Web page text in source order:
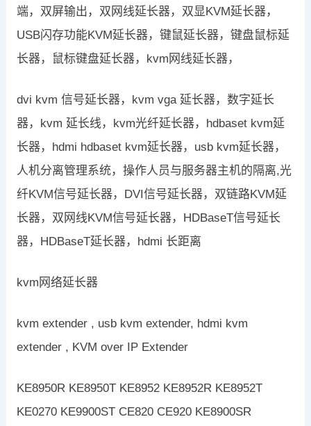
端，双屏输出，双网线延长器，双显KVM延长器，
USB闪存功能KVM延长器，键鼠延长器，键盘鼠标延
长器，鼠标键盘延长器，kvm网线延长器，
dvi kvm 信号延长器，kvm vga 延长器，数字延长
器，kvm 延长线，kvm光纤延长器，hdbaset kvm延
长器，hdmi hdbaset kvm延长器，usb kvm延长器，
人机分离管理系统，操作人员与服务器主机的隔离,光
纤KVM信号延长器，DVI信号延长器，双链路KVM延
长器，双网线KVM信号延长器，HDBaseT信号延长
器，HDBaseT延长器，hdmi 长距离
kvm网络延长器
kvm extender , usb kvm extender, hdmi kvm
extender , KVM over IP Extender
KE8950R KE8950T KE8952 KE8952R KE8952T
KE0270 KE9900ST CE820 CE920 KE8900SR